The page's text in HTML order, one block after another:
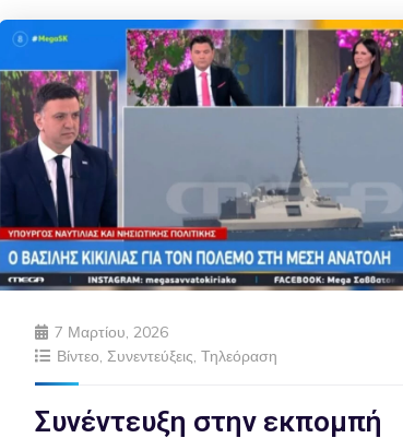
7 Μαρτίου, 2026
Βίντεο, Συνεντεύξεις, Τηλεόραση
Συνέντευξη στην εκπομπή